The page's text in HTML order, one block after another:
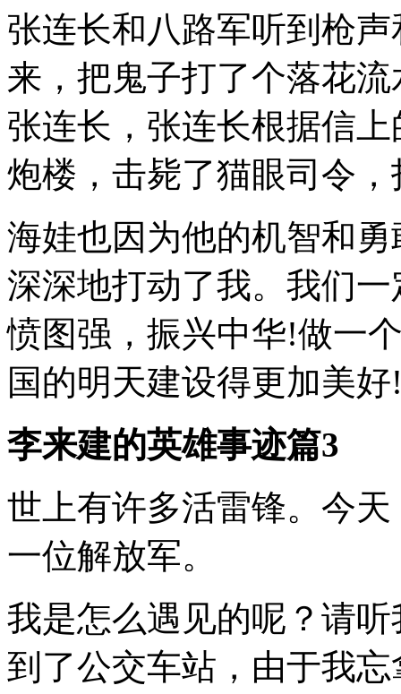
张连长和八路军听到枪
来，把鬼子打了个落花
张连长，张连长根据信
炮楼，击毙了猫眼司令
海娃也因为他的机智和
深深地打动了我。我们
愤图强，振兴中华!做一
国的明天建设得更加美好
李来建的英雄事迹篇3
世上有许多活雷锋。今
一位解放军。
我是怎么遇见的呢？请
到了公交车站，由于我